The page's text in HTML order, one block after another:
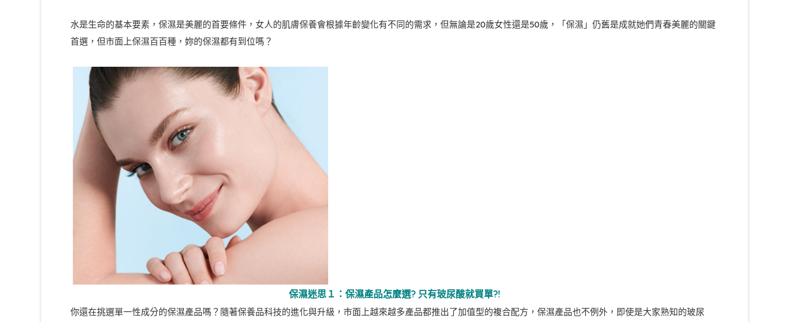
水是生命的基本要素，保濕是美麗的首要條件，女人的肌膚保養會根據年齡變化有不同的需求，但無論是20歲女性還是50歲，「保濕」仍舊是成就她們青春美麗的關鍵
首選，但市面上保濕百百種，妳的保濕都有到位嗎？
保濕迷思１：保濕產品怎麼選? 只有玻尿酸就買單?!
你還在挑選單一性成分的保濕產品嗎？隨著保養品科技的進化與升級，市面上越來越多產品都推出了加值型的複合配方，保濕產品也不例外，即使是大家熟知的玻尿